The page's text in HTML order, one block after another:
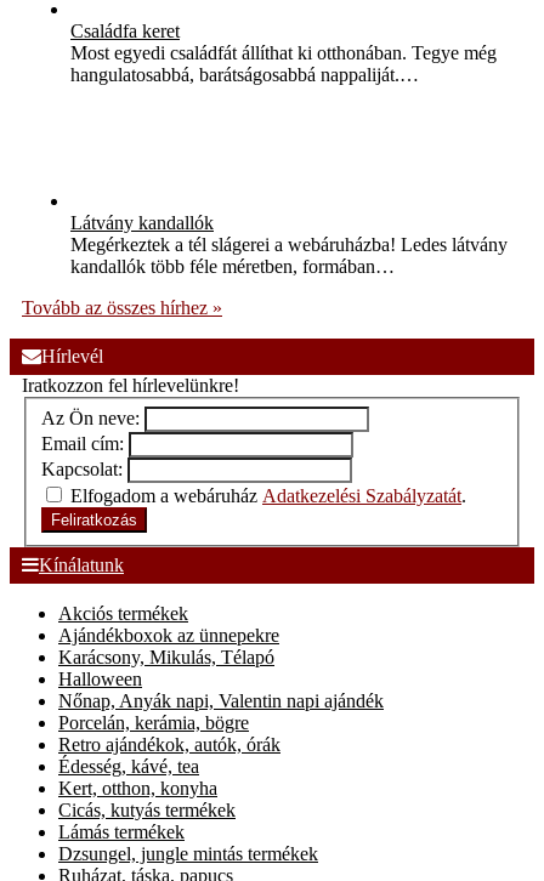
Családfa keret
Most egyedi családfát állíthat ki otthonában. Tegye még
hangulatosabbá, barátságosabbá nappaliját.…
Látvány kandallók
Megérkeztek a tél slágerei a webáruházba! Ledes látvány
kandallók több féle méretben, formában…
Tovább az összes hírhez »
Hírlevél
Iratkozzon fel hírlevelünkre!
Az Ön neve:
Email cím:
Kapcsolat:
Elfogadom a webáruház Adatkezelési Szabályzatát.
Feliratkozás
Kínálatunk
Akciós termékek
Ajándékboxok az ünnepekre
Karácsony, Mikulás, Télapó
Halloween
Nőnap, Anyák napi, Valentin napi ajándék
Porcelán, kerámia, bögre
Retro ajándékok, autók, órák
Édesség, kávé, tea
Kert, otthon, konyha
Cicás, kutyás termékek
Lámás termékek
Dzsungel, jungle mintás termékek
Ruházat, táska, papucs